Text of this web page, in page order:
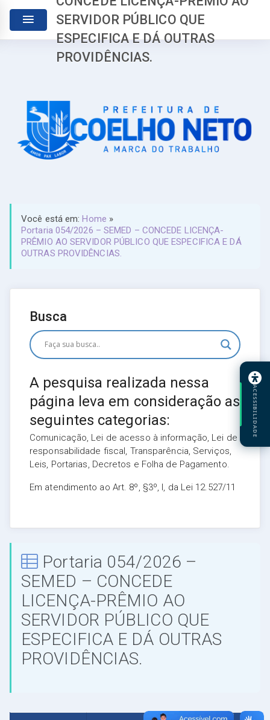
SERVIDOR PÚBLICO QUE
ESPECIFICA E DÁ OUTRAS
PROVIDÊNCIAS.
Você está em:Home »
Portaria 054/2026 – SEMED – CONCEDE LICENÇA-
PRÊMIO AO SERVIDOR PÚBLICO QUE ESPECIFICA E DÁ
OUTRAS PROVIDÊNCIAS.
Busca
A pesquisa realizada nessa
página leva em consideração as
seguintes categorias:
Comunicação, Lei de acesso à informação, Lei de
responsabilidade fiscal, Transparência, Serviços,
Leis, Portarias, Decretos e Folha de Pagamento.
Em atendimento ao Art. 8º, §3º, I, da Lei 12.527/11
Portaria 054/2026 –
SEMED – CONCEDE
LICENÇA-PRÊMIO AO
SERVIDOR PÚBLICO QUE
ESPECIFICA E DÁ OUTRAS
PROVIDÊNCIAS.
ACESSIBILIDADE